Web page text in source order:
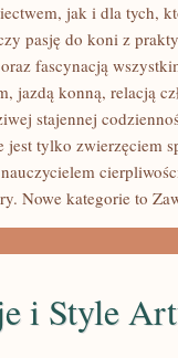
jak i dla tych,
pasję do koni z
fascynacją
jazdą konną, relacją
stajennej
tylko zwierzęciem
Nowe kategorie to
i Style